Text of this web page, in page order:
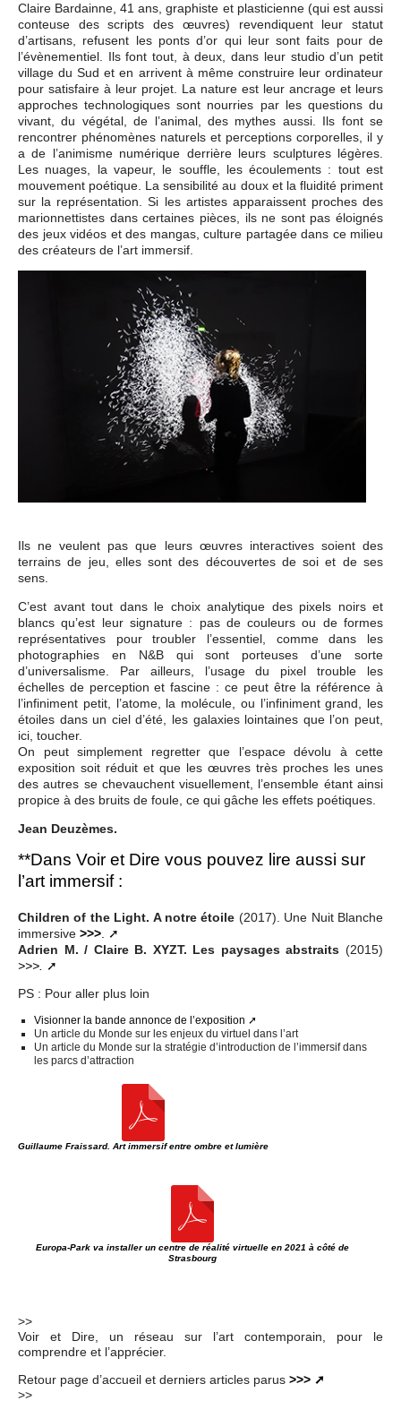
Claire Bardainne, 41 ans, graphiste et plasticienne (qui est aussi
conteuse des scripts des œuvres) revendiquent leur statut
d’artisans, refusent les ponts d’or qui leur sont faits pour de
l’évènementiel. Ils font tout, à deux, dans leur studio d’un petit
village du Sud et en arrivent à même construire leur ordinateur
pour satisfaire à leur projet. La nature est leur ancrage et leurs
approches technologiques sont nourries par les questions du
vivant, du végétal, de l’animal, des mythes aussi. Ils font se
rencontrer phénomènes naturels et perceptions corporelles, il y
a de l’animisme numérique derrière leurs sculptures légères.
Les nuages, la vapeur, le souffle, les écoulements : tout est
mouvement poétique. La sensibilité au doux et la fluidité priment
sur la représentation. Si les artistes apparaissent proches des
marionnettistes dans certaines pièces, ils ne sont pas éloignés
des jeux vidéos et des mangas, culture partagée dans ce milieu
des créateurs de l’art immersif.
Ils ne veulent pas que leurs œuvres interactives soient des
terrains de jeu, elles sont des découvertes de soi et de ses
sens.
C’est avant tout dans le choix analytique des pixels noirs et
blancs qu’est leur signature : pas de couleurs ou de formes
représentatives pour troubler l’essentiel, comme dans les
photographies en N&B qui sont porteuses d’une sorte
d’universalisme. Par ailleurs, l’usage du pixel trouble les
échelles de perception et fascine : ce peut être la référence à
l’infiniment petit, l’atome, la molécule, ou l’infiniment grand, les
étoiles dans un ciel d’été, les galaxies lointaines que l’on peut,
ici, toucher.
On peut simplement regretter que l’espace dévolu à cette
exposition soit réduit et que les œuvres très proches les unes
des autres se chevauchent visuellement, l’ensemble étant ainsi
propice à des bruits de foule, ce qui gâche les effets poétiques.
Jean Deuzèmes.
**Dans Voir et Dire vous pouvez lire aussi sur
l’art immersif :
Children of the Light. A notre étoile (2017). Une Nuit Blanche
immersive >>>
Adrien M. / Claire B. XYZT. Les paysages abstraits (2015)
>>>.
PS : Pour aller plus loin
Visionner la bande annonce de l’exposition
Un article du Monde sur les enjeux du virtuel dans l’art
Un article du Monde sur la stratégie d’introduction de l’immersif dans
les parcs d’attraction
Guillaume Fraissard. Art immersif entre ombre et lumière
Europa-Park va installer un centre de réalité virtuelle en 2021 à côté de
Strasbourg
>>
Voir et Dire, un réseau sur l’art contemporain, pour le
comprendre et l’apprécier.
Retour page d’accueil et derniers articles parus >>>
>>